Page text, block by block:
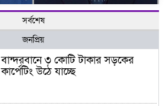
সর্বশেষ
জনপ্রিয়
বান্দরবানে ৩ কোটি টাকার সড়কের
কার্পেটিং উঠে যাচ্ছে